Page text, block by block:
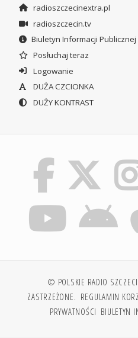
radioszczecinextra.pl
radioszczecin.tv
Biuletyn Informacji Publicznej
Posłuchaj teraz
Logowanie
DUŻA CZCIONKA
DUŻY KONTRAST
© POLSKIE RADIO
ZASTRZEŻONE. REGULAMIN
PRYWATNOŚCI BIULETYN